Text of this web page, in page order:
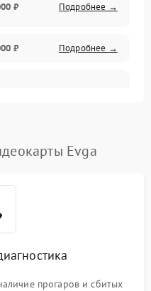
₽ Подробнее →
₽ Подробнее →
Evga
прогаров и сбитых